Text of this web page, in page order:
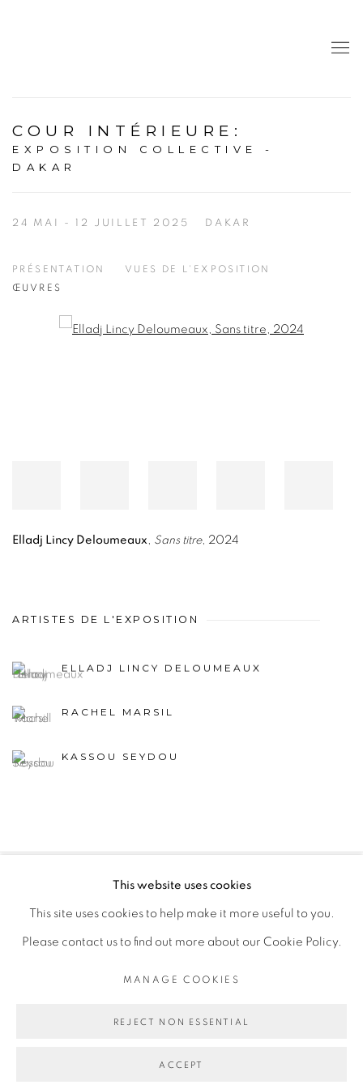
COUR INTÉRIEURE :
EXPOSITION COLLECTIVE -
DAKAR
24 MAI - 12 JUILLET 2025 DAKAR
PRÉSENTATION
VUES DE L'EXPOSITION
ŒUVRES
Open a larger version of the following image in a popup:
Elladj Lincy Deloumeaux Sans titre, 2024
ARTISTES DE L'EXPOSITION
ELLADJ LINCY DELOUMEAUX
RACHEL MARSIL
KASSOU SEYDOU
MANAGE COOKIES
COPYRIGHT © 2026 GALERIE CÉCILE FAKHOURY
SITE BY ARTLOGIC
This website uses cookies
This site uses cookies to help make it more useful to you.
Please contact us to find out more about our Cookie Policy.
MANAGE COOKIES
REJECT NON ESSENTIAL
ACCEPT